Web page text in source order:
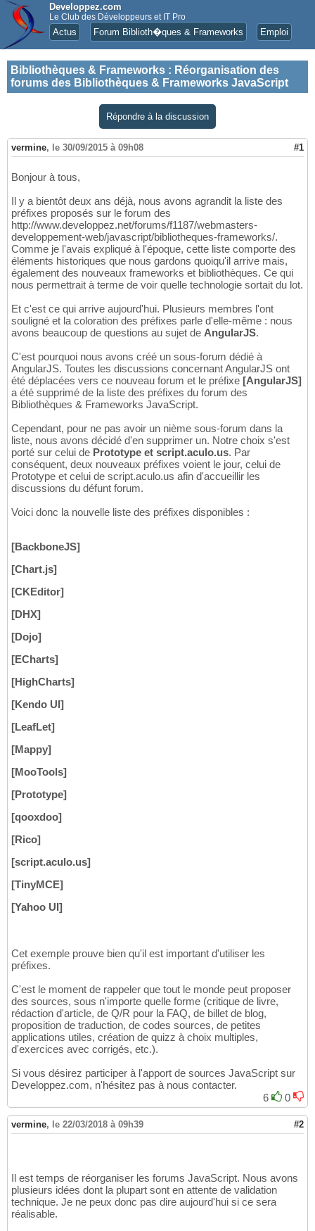
Developpez.com
Le Club des Développeurs et IT Pro
Actus Forum Biblioth�ques & Frameworks Emploi
Bibliothèques & Frameworks : Réorganisation des
forums des Bibliothèques & Frameworks JavaScript
Répondre à la discussion
vermine, le 30/09/2015 à 09h08 #1
Bonjour à tous,
Il y a bientôt deux ans déjà, nous avons agrandit la liste des
préfixes proposés sur le forum des
http://www.developpez.net/forums/f1187/webmasters-
developpement-web/javascript/bibliotheques-frameworks/.
Comme je l'avais expliqué à l'époque, cette liste comporte des
éléments historiques que nous gardons quoiqu'il arrive mais,
également des nouveaux frameworks et bibliothèques. Ce qui
nous permettrait à terme de voir quelle technologie sortait du lot.
Et c'est ce qui arrive aujourd'hui. Plusieurs membres l'ont
souligné et la coloration des préfixes parle d'elle-même : nous
avons beaucoup de questions au sujet de AngularJS.
C'est pourquoi nous avons créé un sous-forum dédié à
AngularJS. Toutes les discussions concernant AngularJS ont
été déplacées vers ce nouveau forum et le préfixe [AngularJS]
a été supprimé de la liste des préfixes du forum des
Bibliothèques & Frameworks JavaScript.
Cependant, pour ne pas avoir un nième sous-forum dans la
liste, nous avons décidé d'en supprimer un. Notre choix s'est
porté sur celui de Prototype et script.aculo.us. Par
conséquent, deux nouveaux préfixes voient le jour, celui de
Prototype et celui de script.aculo.us afin d'accueillir les
discussions du défunt forum.
Voici donc la nouvelle liste des préfixes disponibles :
[BackboneJS]
[Chart.js]
[CKEditor]
[DHX]
[Dojo]
[ECharts]
[HighCharts]
[Kendo UI]
[LeafLet]
[Mappy]
[MooTools]
[Prototype]
[qooxdoo]
[Rico]
[script.aculo.us]
[TinyMCE]
[Yahoo UI]
Cet exemple prouve bien qu'il est important d'utiliser les
préfixes.
C'est le moment de rappeler que tout le monde peut proposer
des sources, sous n'importe quelle forme (critique de livre,
rédaction d'article, de Q/R pour la FAQ, de billet de blog,
proposition de traduction, de codes sources, de petites
applications utiles, création de quizz à choix multiples,
d'exercices avec corrigés, etc.).
Si vous désirez participer à l'apport de sources JavaScript sur
Developpez.com, n'hésitez pas à nous contacter.
6
0
vermine, le 22/03/2018 à 09h39 #2
Il est temps de réorganiser les forums JavaScript. Nous avons
plusieurs idées dont la plupart sont en attente de validation
technique. Je ne peux donc pas dire aujourd'hui si ce sera
réalisable.